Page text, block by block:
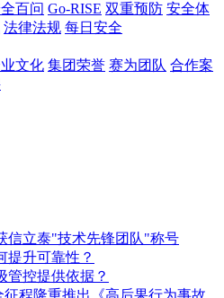
百问 Go-RISE 双重预防 安全体
法律法规 每日安全
文化 集团荣誉 赛为团队 合作案
信立泰"技术先锋团队"称号
提升可靠性？
管控提供依据？
征程隆重推出《高后果行为事故